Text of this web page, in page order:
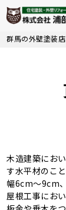
Skip
to
content
群馬の外壁塗装
木造建築にお
す水平材のこ
幅6cm～9cm
屋根工事にお